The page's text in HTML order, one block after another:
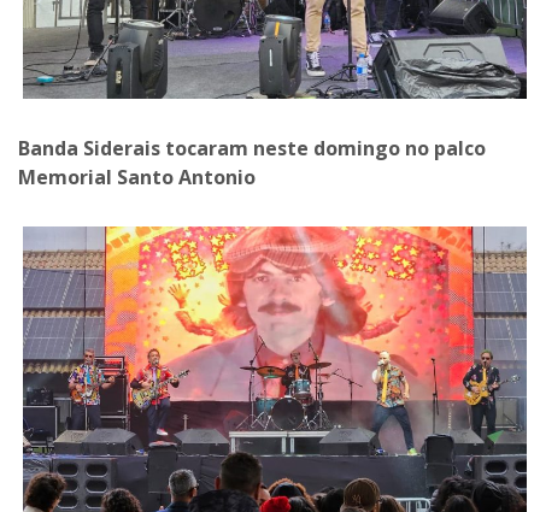
Banda Siderais tocaram neste domingo no palco
Memorial Santo Antonio